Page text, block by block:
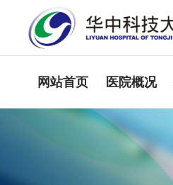
网站首页 医院概况